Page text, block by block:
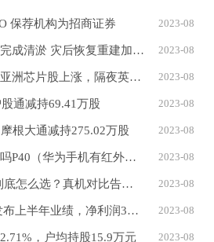
保荐机构为招商证券 2023-08
北京门头沟两深山村镇完成清淤 灾后恢复重建加快推进 2023-08
亚洲芯片股最新行情：亚洲芯片股上涨，隔夜英伟达股价飙升 2023-08
通减持69.41万股 2023-08
根大通减持275.02万股 2023-08
华为手机有红外线功能吗P40（华为手机有红外线功能吗） 2023-08
荣耀X50和OPPO K11到底怎么选？真机对比告诉你答案 2023-08
三德科技(300515.SZ)发布上半年业绩，净利润3659.17万元，同比增长0.93% 2023-08
，户均持股15.9万元 2023-08